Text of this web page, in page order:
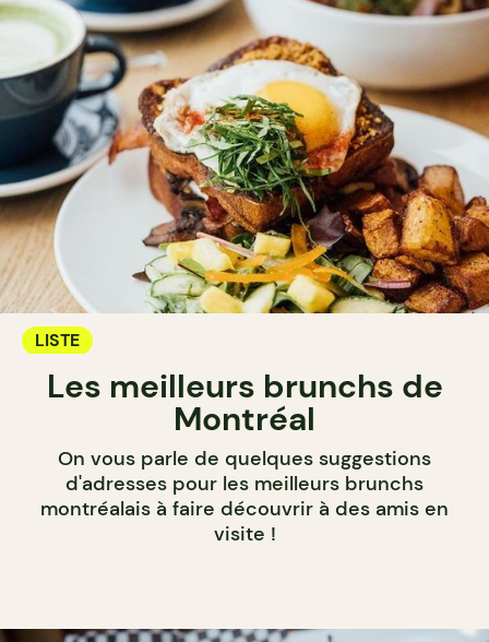
LISTE
Les meilleurs brunchs de
Montréal
On vous parle de quelques suggestions
d'adresses pour les meilleurs brunchs
montréalais à faire découvrir à des amis en
visite !